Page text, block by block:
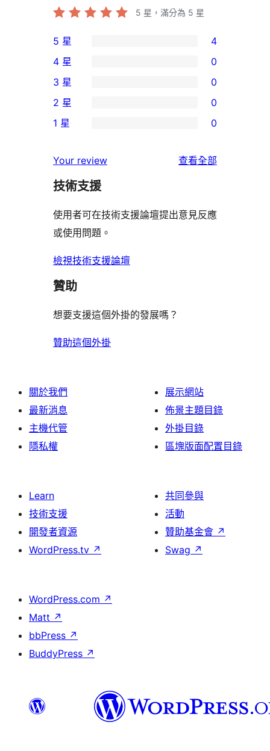
5 星，滿分為 5 星
4
個
5
星
使
者
論
5 星 4
個
4
星
用
者
論
4 星 0
0
個
3
使
用
評
論
3 星 0
個
星
使
者
評
論
2 星 0
1
星
用
者
評
1 星 0
Your review 查看全部
評
技術支援
使用者可在技術支援論壇提出意見反應
或使用問題。
檢視技術支援論壇
贊助
想要支援這個外掛的發展嗎？
贊助這個外掛
關於我們
最新消息
主機代管
隱私權
展示網站
佈景主題目錄
外掛目錄
區塊版面配置目錄
Learn
技術支援
開發者資源
WordPress.tv ↗
共同參與
活動
贊助基金會 ↗
Swag ↗
WordPress.com ↗
Matt ↗
bbPress ↗
BuddyPress ↗